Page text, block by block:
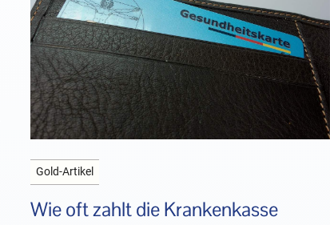
Gold-Artikel
Wie oft zahlt die Krankenkasse